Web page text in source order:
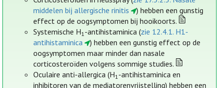
middelen bij allergische rinitis
) hebben een gunstig
effect op de oogsymptomen bij hooikoorts.
Systemische H1-antihistaminica (zie 12.4.1. H1-
antihistaminica
) hebben een gunstig effect op de
oogsymptomen maar minder dan nasale
corticosteroïden volgens sommige studies.
Oculaire anti-allergica (H1-antihistaminica en
inhibitoren van de mediatorenvrijstelling) hebben een